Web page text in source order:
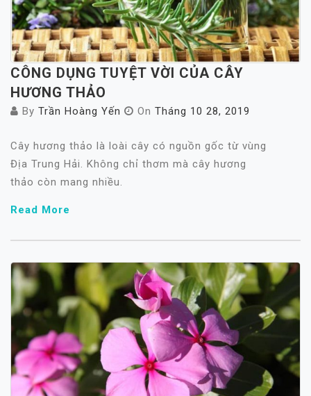
CÔNG DỤNG TUYỆT VỜI CỦA CÂY
HƯƠNG THẢO
By Trần Hoàng Yến On Tháng 10 28, 2019
Cây hương thảo là loài cây có nguồn gốc từ vùng
Địa Trung Hải. Không chỉ thơm mà cây hương
thảo còn mang nhiều.
Read More